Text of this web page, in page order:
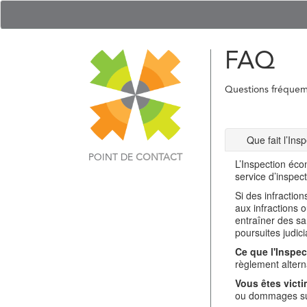
POINT DE CONTACT
FAQ
Questions
Que fait
L’Inspection
service
Si des
aux infractions
entraîner des
poursuites
Ce que
règlement
Vous êtes
ou dommages